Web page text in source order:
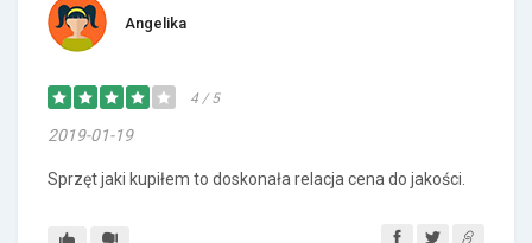
Angelika
4 / 5
2019-01-19
Sprzęt jaki kupiłem to doskonała relacja cena do jakości.